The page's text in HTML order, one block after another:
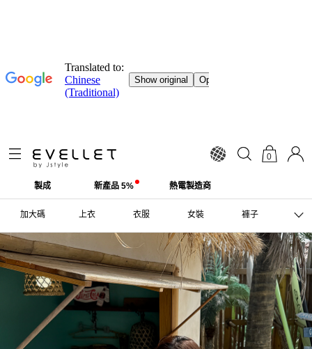
0
製成 新產品 5% 熱電製造商
加大碼 上衣 衣服 女裝 褲子